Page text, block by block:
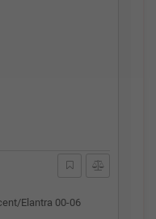
Elantra 00-06